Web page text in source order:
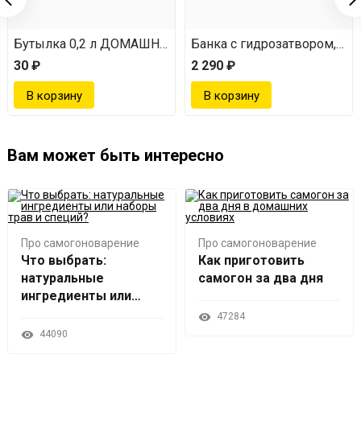
Бутылка 0,2 л ДОМАШНЯЯ
30 ₽
Банка с гидрозатвором, 18
2 290 ₽
Вам может быть интересно
Про самогоноварение
Что выбрать:
натуральные
ингредиенты или
специй?
44090
Про самогоноварение
Как приготовить
самогон за два дня
47284